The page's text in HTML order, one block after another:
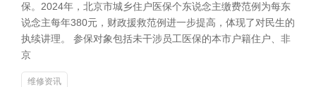
保。2024年，北京市城乡住户医保个东说念主缴费范例为每东
说念主每年380元，财政援救范例进一步提高，体现了对民生的
执续讲理。 参保对象包括未干涉员工医保的本市户籍住户、非
京
维修资讯